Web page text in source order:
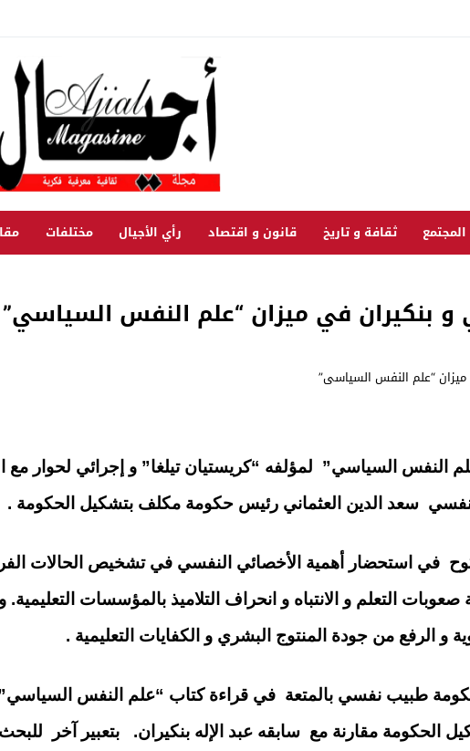
ثقافة و تاريخ قانون و اقتصاد رأي الأجيال مختلفات
و بنكيران في ميزان “علم النفس السياسي”
النفس السياسي” لمؤلفه “كريستيان تيلغا” و إجرائي لحوار مع
سعد الدين العثماني رئيس حكومة مكلف بتشكيل الحكومة .
في استحضار أهمية الأخصائي النفسي في تشخيص الحالات
صعوبات التعلم و الانتباه و انحراف التلاميذ بالمؤسسات
و الرفع من جودة المنتوج البشري و الكفايات التعليمية .
طبيب نفسي بالمتعة في قراءة كتاب “علم النفس
الحكومة مقارنة مع سابقه عبد الإله بنكيران. بتعبير آخر